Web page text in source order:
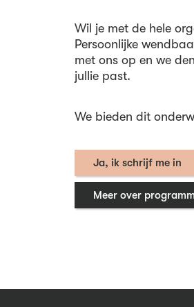
Wil je met de hele
Persoonlijke
met ons op en we
jullie past.
We bieden dit
Ja, ik schrijf me in
Meer over